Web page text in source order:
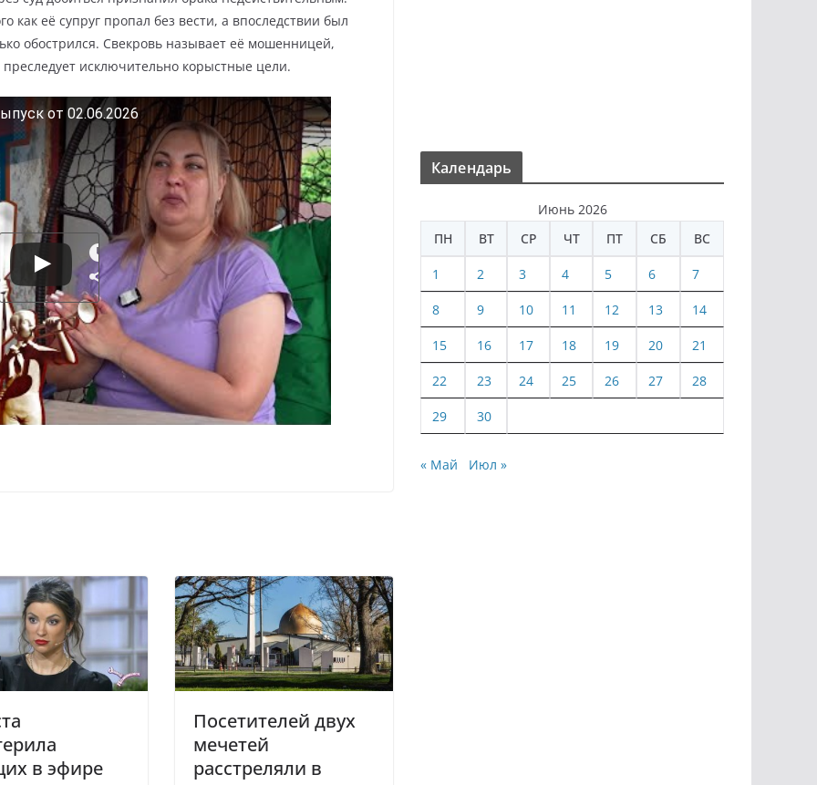
как её супруг пропал без вести, а впоследствии был
обострился. Свекровь называет её мошенницей,
исключительно корыстные цели.
от 02.06.2026
в эфире
Посетителей двух
мечетей
расстреляли в
Календарь
Июнь 2026
ПН
ВТ СР ЧТ ПТ СБ ВС
1 2 3 4 5 6 7
8 9 10 11 12 13 14
15 16 17 18 19 20 21
22 23 24 25 26 27 28
29 30
« Май Июл »